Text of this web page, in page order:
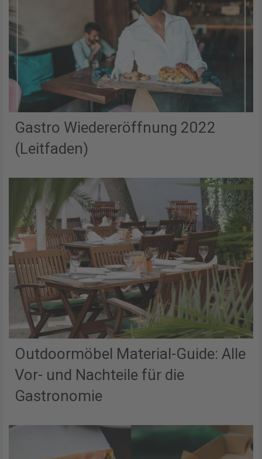
Gastro Wiedereröffnung 2022
(Leitfaden)
Outdoormöbel Material-Guide: Alle
Vor- und Nachteile für die
Gastronomie